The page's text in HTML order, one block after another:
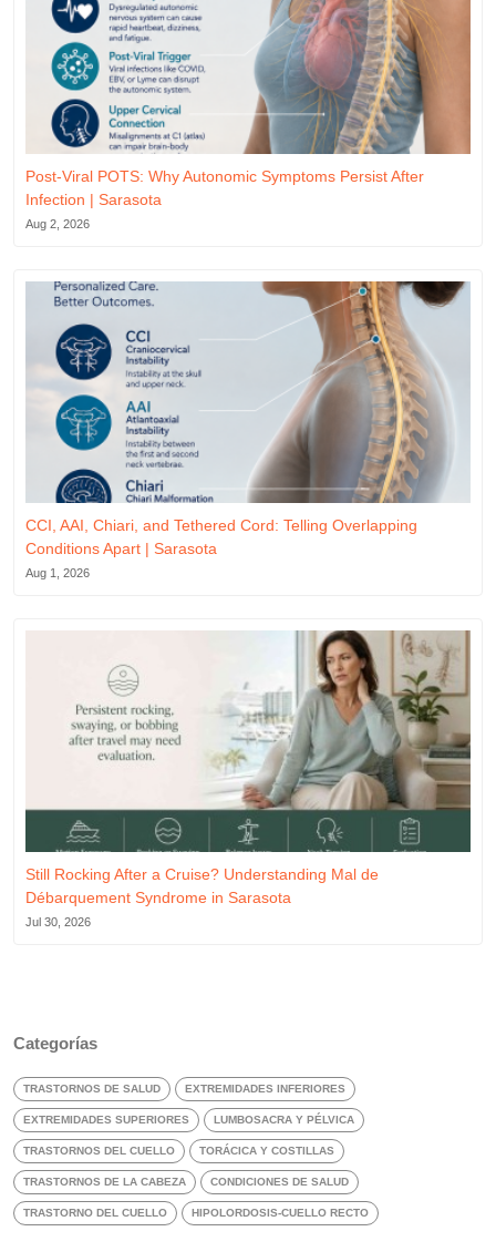
Post-Viral POTS: Why Autonomic Symptoms Persist After
Infection | Sarasota
Aug 2, 2026
CCI, AAI, Chiari, and Tethered Cord: Telling Overlapping
Conditions Apart | Sarasota
Aug 1, 2026
Still Rocking After a Cruise? Understanding Mal de
Débarquement Syndrome in Sarasota
Jul 30, 2026
Categorías
TRASTORNOS DE SALUD EXTREMIDADES INFERIORES
EXTREMIDADES SUPERIORES LUMBOSACRA Y PÉLVICA
TRASTORNOS DEL CUELLO TORÁCICA Y COSTILLAS
TRASTORNOS DE LA CABEZA CONDICIONES DE SALUD
TRASTORNO DEL CUELLO HIPOLORDOSIS-CUELLO RECTO